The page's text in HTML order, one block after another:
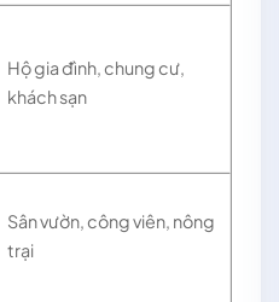
Hộ gia đình, chung cư,
khách sạn
Sân vườn, công viên, nông
trại